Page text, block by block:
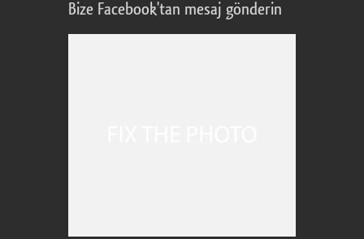
Bize Facebook'tan mesaj gönderin